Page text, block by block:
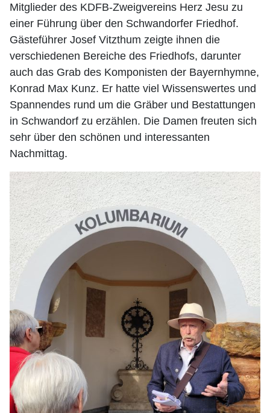
Mitglieder des KDFB-Zweigvereins Herz Jesu zu
einer Führung über den Schwandorfer Friedhof.
Gästeführer Josef Vitzthum zeigte ihnen die
verschiedenen Bereiche des Friedhofs, darunter
auch das Grab des Komponisten der Bayernhymne,
Konrad Max Kunz. Er hatte viel Wissenswertes und
Spannendes rund um die Gräber und Bestattungen
in Schwandorf zu erzählen. Die Damen freuten sich
sehr über den schönen und interessanten
Nachmittag.